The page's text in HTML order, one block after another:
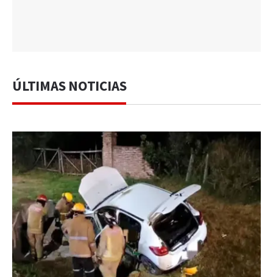
ÚLTIMAS NOTICIAS